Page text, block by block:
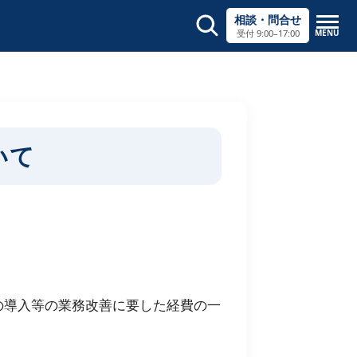
相談・問合せ
受付 9:00–17:00 MENU
て
入等の業務改善に要した経費の一